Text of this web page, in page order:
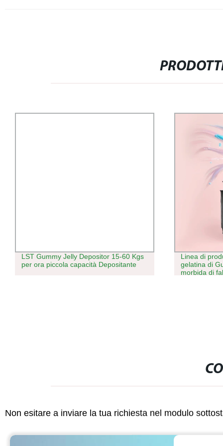
Linea di produzione di deposito di
gelatina di Gummy piccola macchina
Tagliatrice
in gomma /
taglio di
Non esitare a inviare la tua richiesta nel modulo